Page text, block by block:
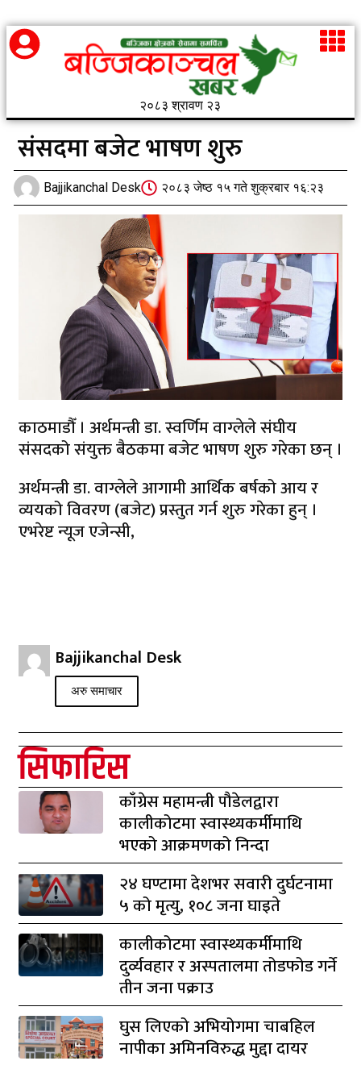
२०८३ श्रावण २३
संसदमा बजेट भाषण शुरु
Bajjikanchal Desk २०८३ जेष्ठ १५ गते शुक्रबार १६:२३
काठमाडौँ । अर्थमन्त्री डा. स्वर्णिम वाग्लेले संघीय
संसदको संयुक्त बैठकमा बजेट भाषण शुरु गरेका छन् ।
अर्थमन्त्री डा. वाग्लेले आगामी आर्थिक बर्षको आय र
व्ययको विवरण (बजेट) प्रस्तुत गर्न शुरु गरेका हुन् ।
एभरेष्ट न्यूज एजेन्सी,
Bajjikanchal Desk
अरु समाचार
सिफारिस
काँग्रेस महामन्त्री पौडेलद्वारा
कालीकोटमा स्वास्थ्यकर्मीमाथि
भएको आक्रमणको निन्दा
२४ घण्टामा देशभर सवारी दुर्घटनामा
५ को मृत्यु, १०८ जना घाइते
कालीकोटमा स्वास्थ्यकर्मीमाथि
दुर्व्यवहार र अस्पतालमा तोडफोड गर्ने
तीन जना पक्राउ
घुस लिएको अभियोगमा चाबहिल
नापीका अमिनविरुद्ध मुद्दा दायर